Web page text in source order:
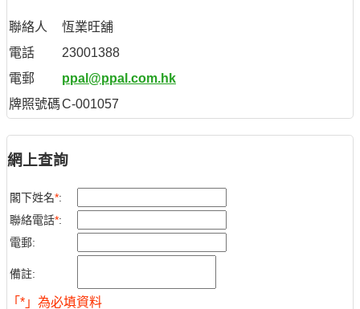
聯絡人
恆業旺舖
電話
23001388
電郵
ppal@ppal.com.hk
牌照號碼C-001057
網上查詢
閣下姓名*:
聯絡電話*:
電郵:
備註:
「*」為必填資料